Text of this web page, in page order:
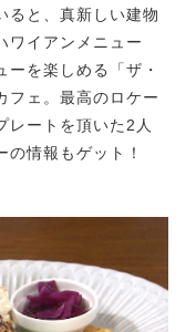
ると、真新しい建物
ワイアンメニュー
を楽しめる「ザ・
フェ。最高のロケー
レートを頂いた2人
情報もゲット！